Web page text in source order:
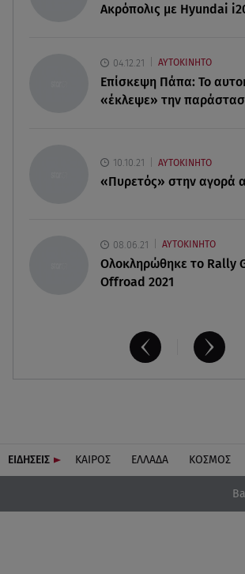
08.08.26 , 15:01
08.08.26 , 14:50
Κατερίνα Καινούργιου: Η Πάρος και
08.08.26 , 14:25
Καιρός: Σε πορτοκαλί συναγερμό η
φωτιές τα επόμενα 24ωρα
Ακρόπολις με Hyundai
04.12.21 ΑΥΤΟΚΙΝΗΤΟ
Επίσκεψη Πάπα: Το
«έκλεψε» την
10.10.21 ΑΥΤΟΚΙΝΗΤΟ
«Πυρετός» στην αγορά
08.06.21 ΑΥΤΟΚΙΝΗΤΟ
Ολοκληρώθηκε το Rally
Offroad 2021
ΕΙΔΗΣΕΙΣ ΚΑΙΡΟΣ ΕΛΛΑΔΑ ΚΟΣΜΟΣ